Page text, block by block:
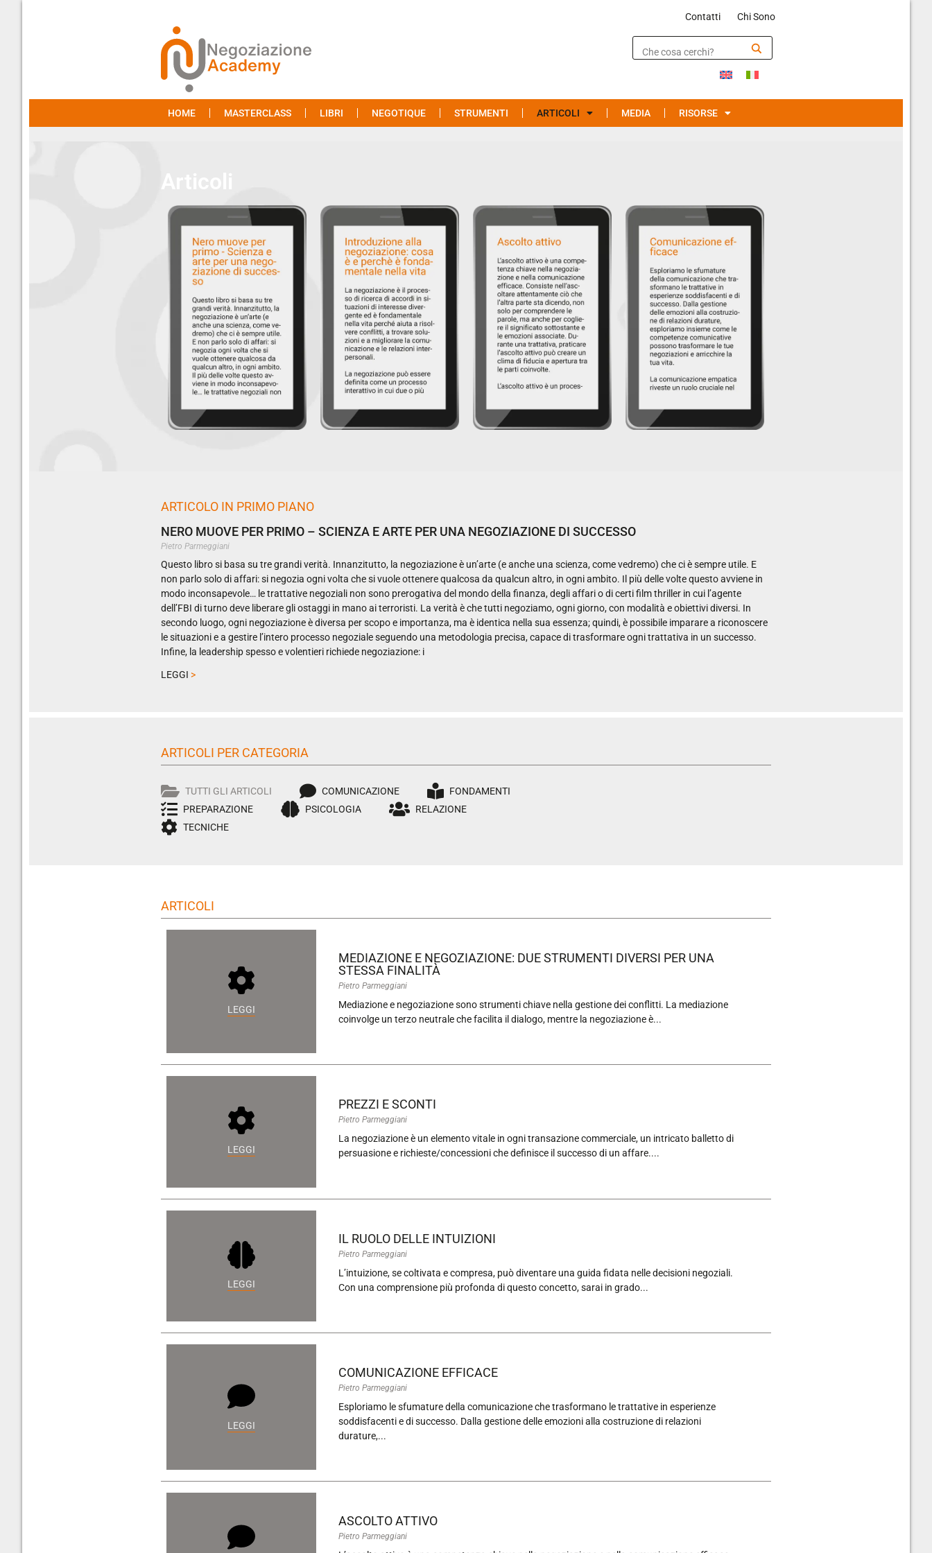
Contatti Chi Sono
HOME MASTERCLASS LIBRI NEGOTIQUE STRUMENTI ARTICOLI MEDIA RISORSE
ARTICOLO IN PRIMO PIANO
NERO MUOVE PER PRIMO – SCIENZA E ARTE PER UNA NEGOZIAZIONE DI SUCCESSO
Pietro Parmeggiani
Questo libro si basa su tre grandi verità. Innanzitutto, la negoziazione è un’arte (e anche una scienza, come vedremo) che ci è sempre utile. E
non parlo solo di affari: si negozia ogni volta che si vuole ottenere qualcosa da qualcun altro, in ogni ambito. Il più delle volte questo avviene in
modo inconsapevole… le trattative negoziali non sono prerogativa del mondo della finanza, degli affari o di certi film thriller in cui l’agente
dell’FBI di turno deve liberare gli ostaggi in mano ai terroristi. La verità è che tutti negoziamo, ogni giorno, con modalità e obiettivi diversi. In
secondo luogo, ogni negoziazione è diversa per scopo e importanza, ma è identica nella sua essenza; quindi, è possibile imparare a riconoscere
le situazioni e a gestire l’intero processo negoziale seguendo una metodologia precisa, capace di trasformare ogni trattativa in un successo.
Infine, la leadership spesso e volentieri richiede negoziazione: i
LEGGI >
ARTICOLI PER CATEGORIA
COMUNICAZIONE
FONDAMENTI
PREPARAZIONE
PSICOLOGIA
RELAZIONE
TECNICHE
TUTTI GLI ARTICOLI
ARTICOLI
LEGGI
MEDIAZIONE E NEGOZIAZIONE: DUE STRUMENTI DIVERSI PER UNA
STESSA FINALITÀ
Pietro Parmeggiani
Mediazione e negoziazione sono strumenti chiave nella gestione dei conflitti. La mediazione
coinvolge un terzo neutrale che facilita il dialogo, mentre la negoziazione è...
LEGGI
PREZZI E SCONTI
Pietro Parmeggiani
La negoziazione è un elemento vitale in ogni transazione commerciale, un intricato balletto di
persuasione e richieste/concessioni che definisce il successo di un affare....
LEGGI
IL RUOLO DELLE INTUIZIONI
Pietro Parmeggiani
L’intuizione, se coltivata e compresa, può diventare una guida fidata nelle decisioni negoziali.
Con una comprensione più profonda di questo concetto, sarai in grado...
LEGGI
COMUNICAZIONE EFFICACE
Pietro Parmeggiani
Esploriamo le sfumature della comunicazione che trasformano le trattative in esperienze
soddisfacenti e di successo. Dalla gestione delle emozioni alla costruzione di relazioni
durature,...
ASCOLTO ATTIVO
Pietro Parmeggiani